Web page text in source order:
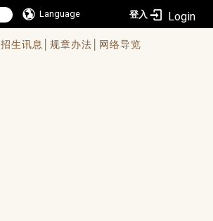
Language 登入
招生讯息│ 规章办法│ 网络导览